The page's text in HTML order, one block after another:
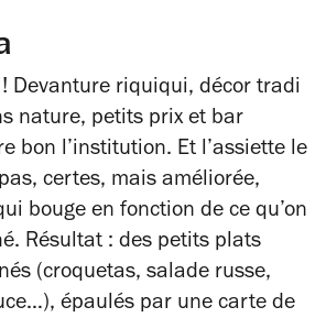
! Devanture riquiqui, décor tradi
nature, petits prix et bar
bon l’institution. Et l’assiette le
certes, mais améliorée,
bouge en fonction de ce qu’on
Résultat : des petits plats
(croquetas, salade russe,
épaulés par une carte de